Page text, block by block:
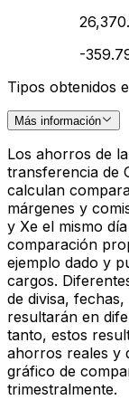
-
Tipos obtenidos
Más información
Los ahorros de
transferencia de
calculan
márgenes y
y Xe el mismo
comparación
ejemplo dado y
cargos.
de divisa,
resultarán en
tanto, estos
ahorros reales y
gráfico de
trimestralmente.